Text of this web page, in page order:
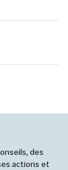
des
actions et